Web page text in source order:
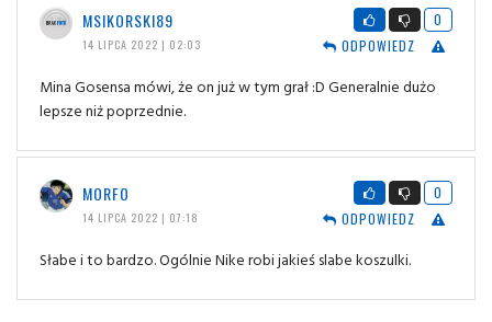
MSIKORSKI89
14 LIPCA 2022 | 02:03
0
ODPOWIEDZ
Mina Gosensa mówi, że on już w tym grał :D Generalnie dużo
lepsze niż poprzednie.
MORFO
14 LIPCA 2022 | 07:18
0
ODPOWIEDZ
Słabe i to bardzo. Ogólnie Nike robi jakieś slabe koszulki.